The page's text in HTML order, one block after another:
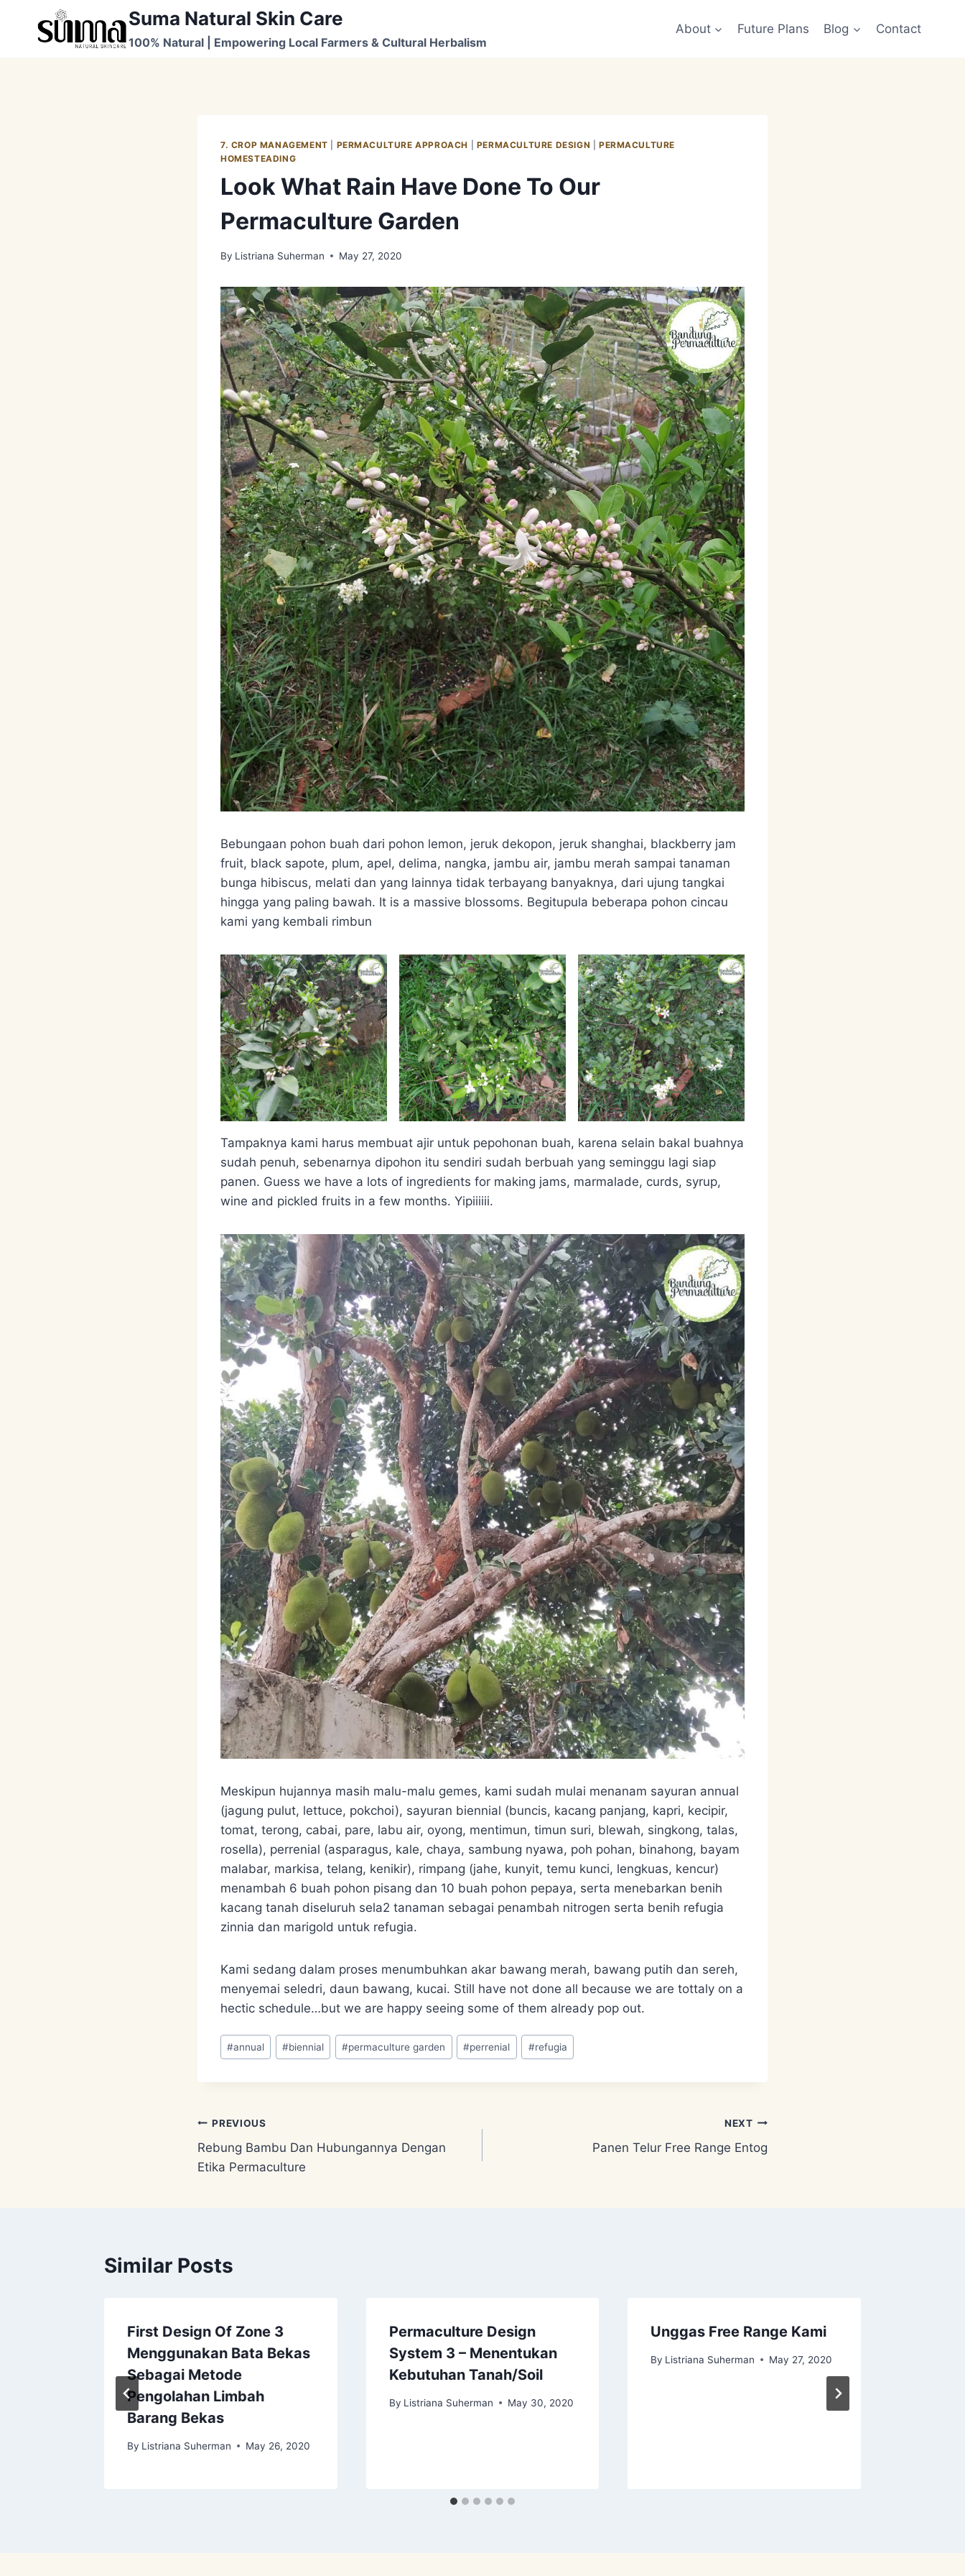
Suma Natural Skin Care
100% Natural | Empowering Local Farmers & Cultural Herbalism
About Future Plans Blog Contact
7. CROP MANAGEMENT PERMACULTURE APPROACH PERMACULTURE DESIGN
PERMACULTURE
HOMESTEADING
Look What Rain Have Done To Our
Permaculture Garden
By Listriana Suherman May 27, 2020
Bebungaan pohon buah dari pohon lemon, jeruk dekopon, jeruk shanghai, blackberry jam
fruit, black sapote, plum, apel, delima, nangka, jambu air, jambu merah sampai tanaman
bunga hibiscus, melati dan yang lainnya tidak terbayang banyaknya, dari ujung tangkai
hingga yang paling bawah. It is a massive blossoms. Begitupula beberapa pohon cincau
kami yang kembali rimbun
Tampaknya kami harus membuat ajir untuk pepohonan buah, karena selain bakal buahnya
sudah penuh, sebenarnya dipohon itu sendiri sudah berbuah yang seminggu lagi siap
panen. Guess we have a lots of ingredients for making jams, marmalade, curds, syrup,
wine and pickled fruits in a few months. Yipiiiiii.
Meskipun hujannya masih malu-malu gemes, kami sudah mulai menanam sayuran annual
(jagung pulut, lettuce, pokchoi), sayuran biennial (buncis, kacang panjang, kapri, kecipir,
tomat, terong, cabai, pare, labu air, oyong, mentimun, timun suri, blewah, singkong, talas,
rosella), perrenial (asparagus, kale, chaya, sambung nyawa, poh pohan, binahong, bayam
malabar, markisa, telang, kenikir), rimpang (jahe, kunyit, temu kunci, lengkuas, kencur)
menambah 6 buah pohon pisang dan 10 buah pohon pepaya, serta menebarkan benih
kacang tanah diseluruh sela2 tanaman sebagai penambah nitrogen serta benih refugia
zinnia dan marigold untuk refugia.
Kami sedang dalam proses menumbuhkan akar bawang merah, bawang putih dan sereh,
menyemai seledri, daun bawang, kucai. Still have not done all because we are tottaly on a
hectic schedule…but we are happy seeing some of them already pop out.
Post
Tags:
#annual #biennial #permaculture garden #perrenial #refugia
Post
navigation
PREVIOUS
Rebung Bambu Dan Hubungannya Dengan
Etika Permaculture
NEXT
Panen Telur Free Range Entog
Similar Posts
First Design Of Zone 3
Menggunakan Bata Bekas
Sebagai Metode
Pengolahan Limbah
Barang Bekas
By Listriana Suherman May 26, 2020
Permaculture Design
System 3 – Menentukan
Kebutuhan Tanah/Soil
By Listriana Suherman May 30, 2020
Unggas Free Range Kami
By Listriana Suherman May 27, 2020